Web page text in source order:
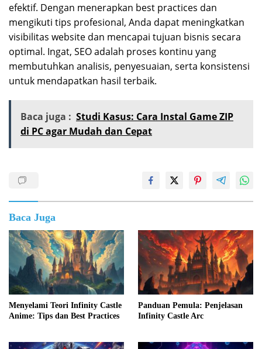
efektif. Dengan menerapkan best practices dan
mengikuti tips profesional, Anda dapat meningkatkan
visibilitas website dan mencapai tujuan bisnis secara
optimal. Ingat, SEO adalah proses kontinu yang
membutuhkan analisis, penyesuaian, serta konsistensi
untuk mendapatkan hasil terbaik.
Baca juga : Studi Kasus: Cara Instal Game ZIP
di PC agar Mudah dan Cepat
Baca Juga
Menyelami Teori Infinity Castle
Anime: Tips dan Best Practices
Panduan Pemula: Penjelasan
Infinity Castle Arc